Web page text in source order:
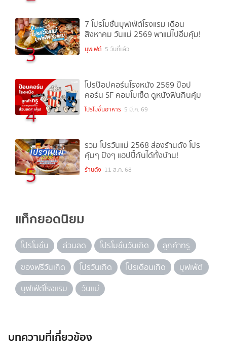
3
7 โปรโมชั่นบุฟเฟ่ต์โรงแรม เดือน
สิงหาคม วันแม่ 2569 พาแม่ไปอิ่มคุ้ม!
บุฟเฟ่ต์ 5 วันที่แล้ว
4
โปรป๊อปคอร์นโรงหนัง 2569 ป๊อป
คอร์น SF คอมโบเซ็ต ดูหนังฟินกินคุ้ม
โปรโมชั่นอาหาร 5 มี.ค. 69
5
รวม โปรวันแม่ 2568 ส่องร้านดัง โปร
คุ้มๆ ปังๆ แฮปปี้กันได้ทั้งบ้าน!
ร้านดัง 11 ส.ค. 68
แท็กยอดนิยม
โปรโมชั่น ส่วนลด โปรโมชั่นวันเกิด
ลูกค้าทรู
ของฟรีวันเกิด
โปรวันเกิด โปรเดือนเกิด
บุฟเฟ่ต์
บุฟเฟ่ต์โรงแรม
วันแม่
บทความที่เกี่ยวข้อง